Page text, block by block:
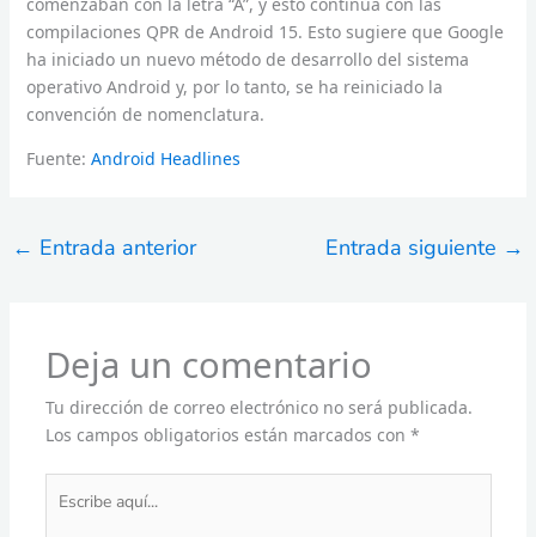
comenzaban con la letra “A”, y esto continúa con las
compilaciones QPR de Android 15. Esto sugiere que Google
ha iniciado un nuevo método de desarrollo del sistema
operativo Android y, por lo tanto, se ha reiniciado la
convención de nomenclatura.
Fuente: Android Headlines
← Entrada anterior Entrada siguiente →
Deja un comentario
Tu dirección de correo electrónico no será publicada.
Los campos obligatorios están marcados con *
aquí...